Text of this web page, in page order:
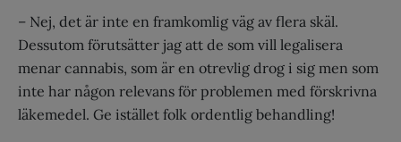
– Nej, det är inte en framkomlig väg av flera skäl.
Dessutom förutsätter jag att de som vill legalisera
menar cannabis, som är en otrevlig drog i sig men som
inte har någon relevans för problemen med förskrivna
läkemedel. Ge istället folk ordentlig behandling!